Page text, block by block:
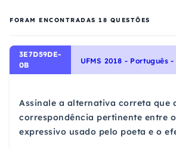
FORAM ENCONTRADAS 18 QUESTÕES
3E7D59DE-
0B
Assinale a alternativa correta que
correspondência pertinente entre
expressivo usado pelo poeta e o